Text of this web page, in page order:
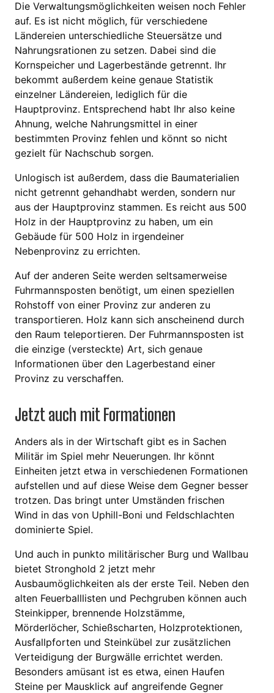
Die Verwaltungsmöglichkeiten weisen noch Fehler
auf. Es ist nicht möglich, für verschiedene
Ländereien unterschiedliche Steuersätze und
Nahrungsrationen zu setzen. Dabei sind die
Kornspeicher und Lagerbestände getrennt. Ihr
bekommt außerdem keine genaue Statistik
einzelner Ländereien, lediglich für die
Hauptprovinz. Entsprechend habt Ihr also keine
Ahnung, welche Nahrungsmittel in einer
bestimmten Provinz fehlen und könnt so nicht
gezielt für Nachschub sorgen.
Unlogisch ist außerdem, dass die Baumaterialien
nicht getrennt gehandhabt werden, sondern nur
aus der Hauptprovinz stammen. Es reicht aus 500
Holz in der Hauptprovinz zu haben, um ein
Gebäude für 500 Holz in irgendeiner
Nebenprovinz zu errichten.
Auf der anderen Seite werden seltsamerweise
Fuhrmannsposten benötigt, um einen speziellen
Rohstoff von einer Provinz zur anderen zu
transportieren. Holz kann sich anscheinend durch
den Raum teleportieren. Der Fuhrmannsposten ist
die einzige (versteckte) Art, sich genaue
Informationen über den Lagerbestand einer
Provinz zu verschaffen.
Jetzt auch mit Formationen
Anders als in der Wirtschaft gibt es in Sachen
Militär im Spiel mehr Neuerungen. Ihr könnt
Einheiten jetzt etwa in verschiedenen Formationen
aufstellen und auf diese Weise dem Gegner besser
trotzen. Das bringt unter Umständen frischen
Wind in das von Uphill-Boni und Feldschlachten
dominierte Spiel.
Und auch in punkto militärischer Burg und Wallbau
bietet Stronghold 2 jetzt mehr
Ausbaumöglichkeiten als der erste Teil. Neben den
alten Feuerballlisten und Pechgruben können auch
Steinkipper, brennende Holzstämme,
Mörderlöcher, Schießscharten, Holzprotektionen,
Ausfallpforten und Steinkübel zur zusätzlichen
Verteidigung der Burgwälle errichtet werden.
Besonders amüsant ist es etwa, einen Haufen
Steine per Mausklick auf angreifende Gegner